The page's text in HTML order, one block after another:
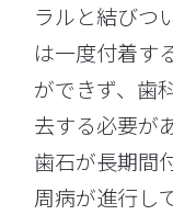
ラルと結びつ
は一度付着す
ができず、歯
去する必要が
歯石が長期間
周病が進行し